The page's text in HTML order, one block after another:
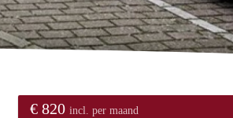
€ 820 incl. per maand